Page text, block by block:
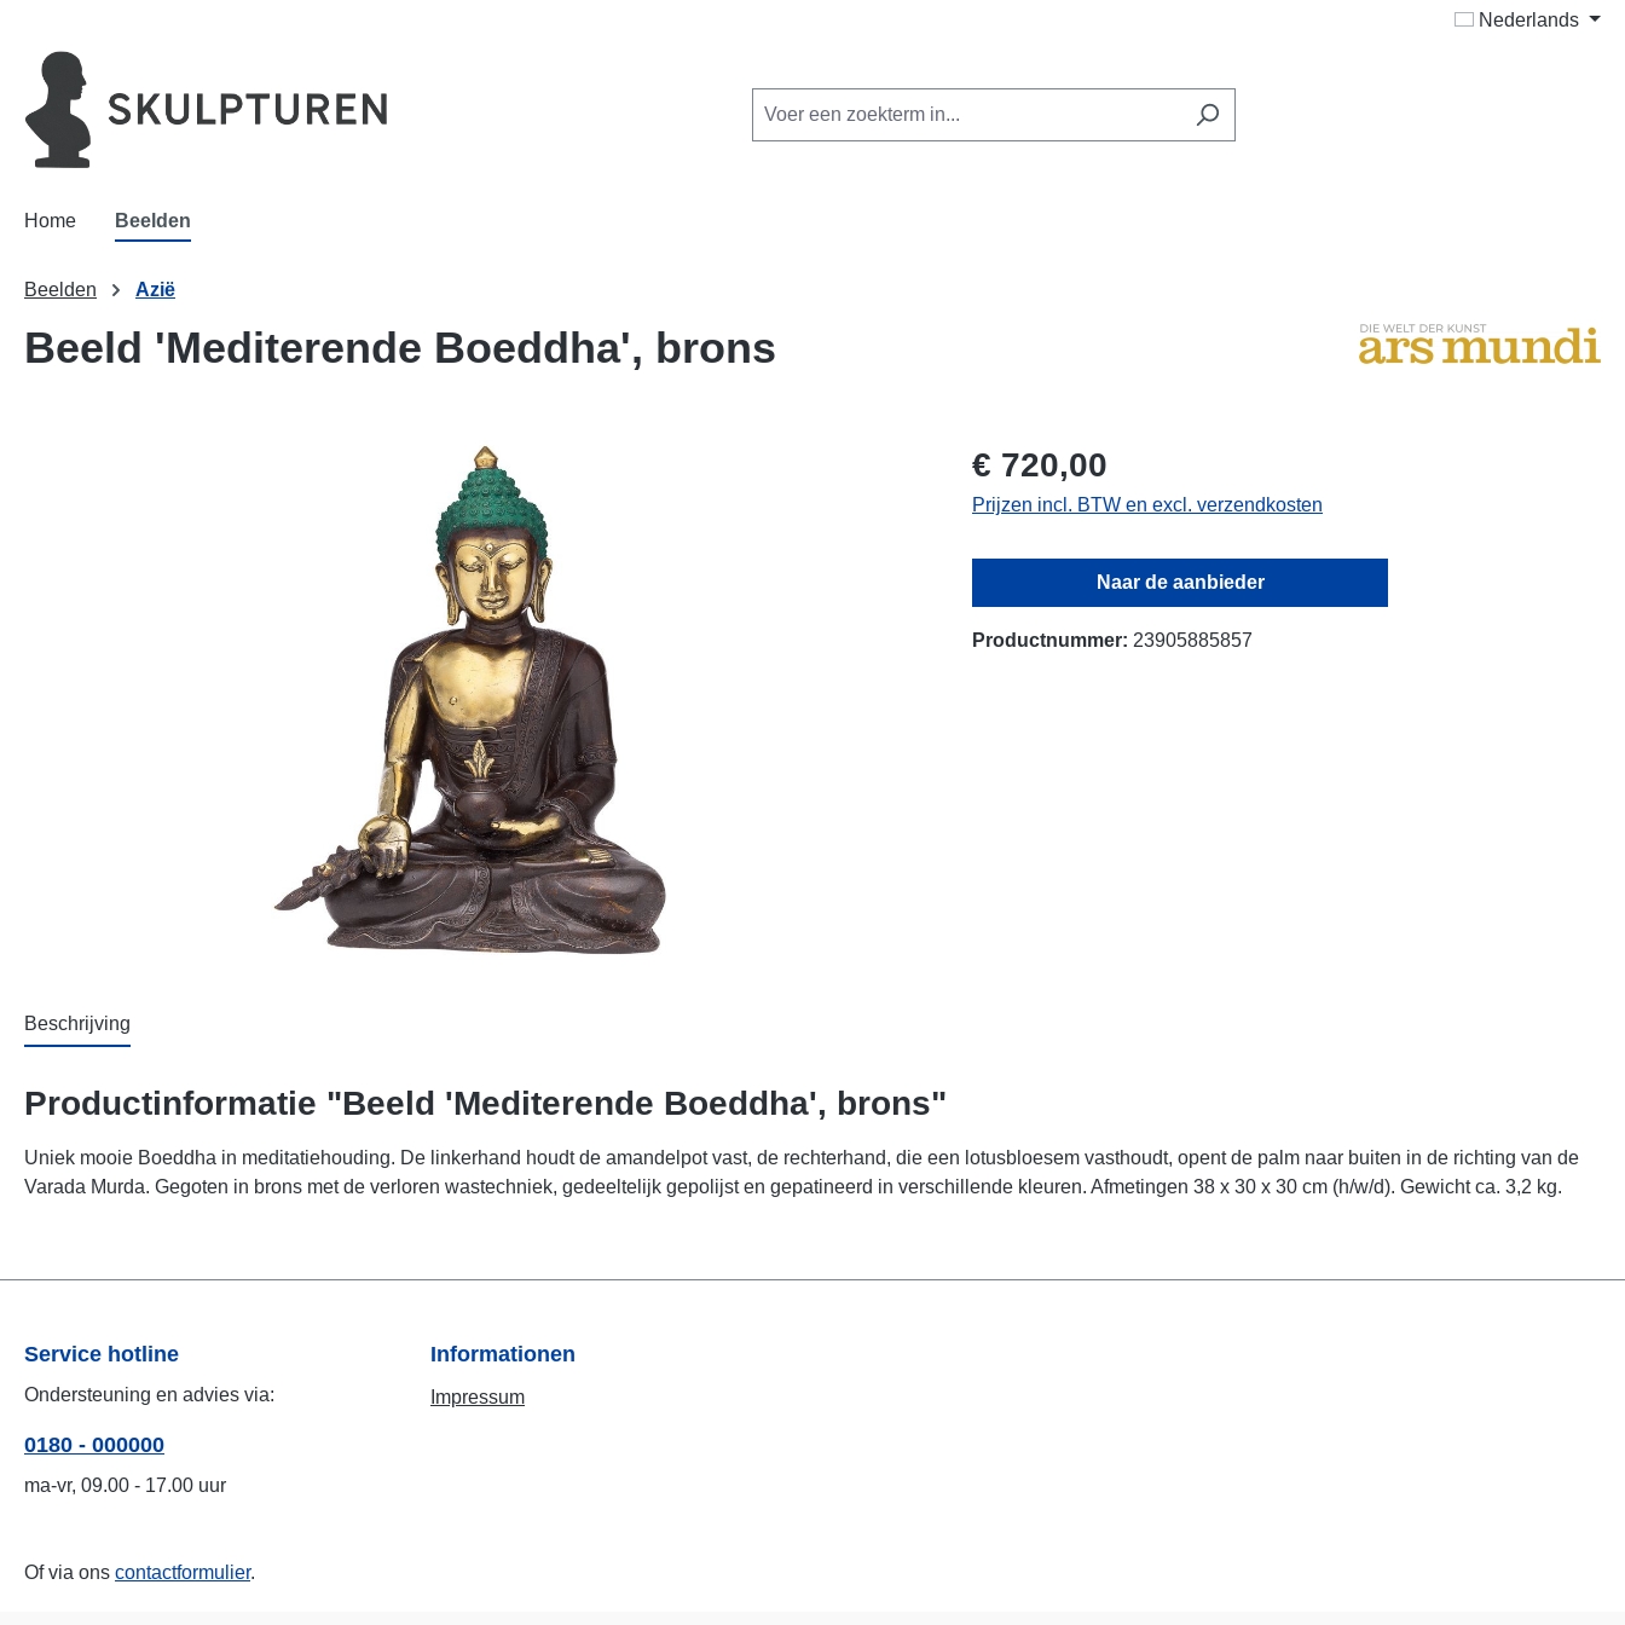
Nederlands
Home Beelden
Beelden Azië
Beeld 'Mediterende Boeddha', brons
€ 720,00
Prijzen incl. BTW en excl. verzendkosten
Naar de aanbieder
Productnummer: 23905885857
Beschrijving
Productinformatie "Beeld 'Mediterende Boeddha', brons"
Uniek mooie Boeddha in meditatiehouding. De linkerhand houdt de amandelpot vast, de rechterhand, die een lotusbloesem vasthoudt, opent de palm naar buiten in de richting van de
Varada Murda. Gegoten in brons met de verloren wastechniek, gedeeltelijk gepolijst en gepatineerd in verschillende kleuren. Afmetingen 38 x 30 x 30 cm (h/w/d). Gewicht ca. 3,2 kg.
Service hotline
Ondersteuning en advies via:
0180 - 000000
ma-vr, 09.00 - 17.00 uur
Of via ons contactformulier.
Informationen
Impressum